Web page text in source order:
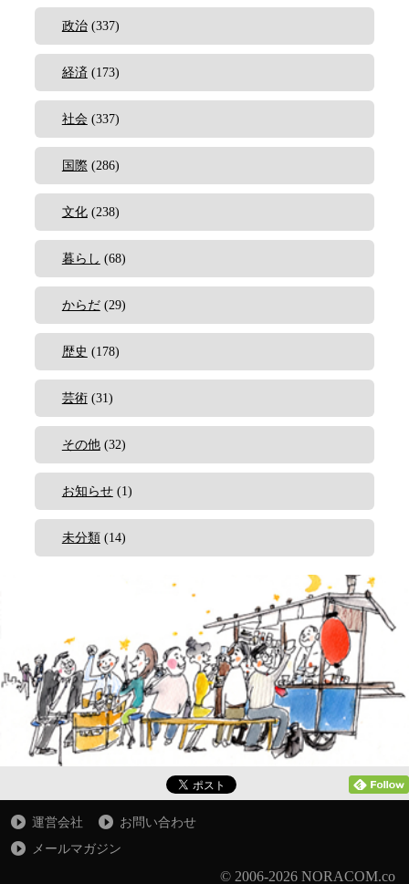
政治(337)
経済(173)
社会(337)
国際 (286)
文化(238)
暮らし (68)
からだ(29)
歴史 (178)
芸術(31)
その他(32)
お知らせ(1)
未分類(14)
運営会社
お問い合わせ
メールマガジン
© 2006-2026 NORACOM.co